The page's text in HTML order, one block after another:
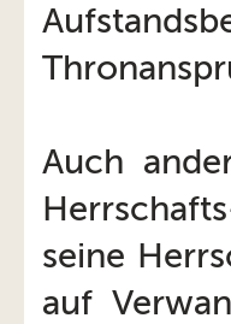
Auch
seine
auf